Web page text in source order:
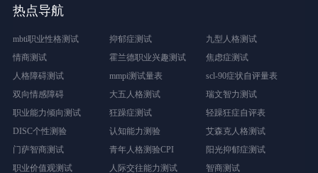
热点导航
mbti职业性格测试 抑郁症测试
九型人格测试
情商测试
霍兰德职业兴趣测试
焦虑症测试
人格障碍测试
mmpi测试量表
scl-90症状自评量表
双向情感障碍
大五人格测试
瑞文智力测试
职业能力倾向测试
狂躁症测试
轻躁狂症自评表
DISC个性测验
认知能力测验
艾森克人格测试
门萨智商测试
青年人格测验CPI
阳光抑郁症测试
职业价值观测试
人际交往能力测试 智商测试